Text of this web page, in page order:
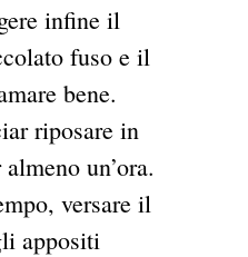
infine il
fuso e il
bene.
riposare in
un’ora.
versare il
appositi